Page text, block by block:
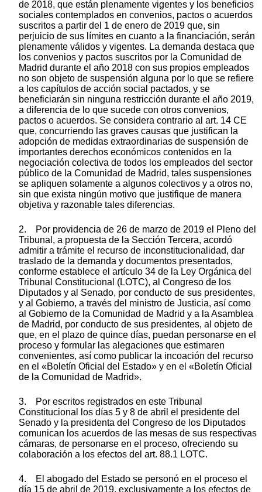
de 2018, que están plenamente vigentes y los beneficios
sociales contemplados en convenios, pactos o acuerdos
suscritos a partir del 1 de enero de 2019 que, sin
perjuicio de sus límites en cuanto a la financiación, serán
plenamente válidos y vigentes. La demanda destaca que
los convenios y pactos suscritos por la Comunidad de
Madrid durante el año 2018 con sus propios empleados
no son objeto de suspensión alguna por lo que se refiere
a los capítulos de acción social pactados, y se
beneficiarán sin ninguna restricción durante el año 2019,
a diferencia de lo que sucede con otros convenios,
pactos o acuerdos. Se considera contrario al art. 14 CE
que, concurriendo las graves causas que justifican la
adopción de medidas extraordinarias de suspensión de
importantes derechos económicos contenidos en la
negociación colectiva de todos los empleados del sector
público de la Comunidad de Madrid, tales suspensiones
se apliquen solamente a algunos colectivos y a otros no,
sin que exista ningún motivo que justifique de manera
objetiva y razonable tales diferencias.
2. Por providencia de 26 de marzo de 2019 el Pleno del
Tribunal, a propuesta de la Sección Tercera, acordó
admitir a trámite el recurso de inconstitucionalidad, dar
traslado de la demanda y documentos presentados,
conforme establece el artículo 34 de la Ley Orgánica del
Tribunal Constitucional (LOTC), al Congreso de los
Diputados y al Senado, por conducto de sus presidentes,
y al Gobierno, a través del ministro de Justicia, así como
al Gobierno de la Comunidad de Madrid y a la Asamblea
de Madrid, por conducto de sus presidentes, al objeto de
que, en el plazo de quince días, puedan personarse en el
proceso y formular las alegaciones que estimaren
convenientes, así como publicar la incoación del recurso
en el «Boletín Oficial del Estado» y en el «Boletín Oficial
de la Comunidad de Madrid».
3. Por escritos registrados en este Tribunal
Constitucional los días 5 y 8 de abril el presidente del
Senado y la presidenta del Congreso de los Diputados
comunican los acuerdos de las mesas de sus respectivas
cámaras, de personarse en el proceso, ofreciendo su
colaboración a los efectos del art. 88.1 LOTC.
4. El abogado del Estado se personó en el proceso el
día 15 de abril de 2019, exclusivamente a los efectos de